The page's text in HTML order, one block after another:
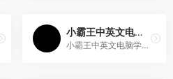
小霸王中英文电脑学习卡(v5.0)(简)[小霸王](CN)[ETC](8Mb)
小霸王中英文电脑学习卡(v5.0)(简)[小霸王](CN)[ETC](8Mb)